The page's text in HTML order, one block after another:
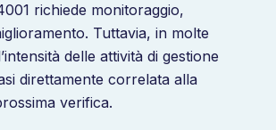
richiede monitoraggio,
Tuttavia, in molte
delle attività di gestione
direttamente correlata alla
verifica.